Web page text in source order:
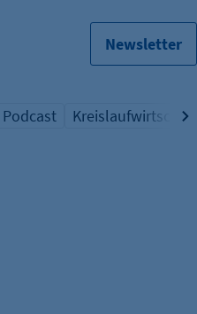
Newsletter
Übersicht Schlagwort
Podcast
Übersicht
Kreislaufwirtschaft